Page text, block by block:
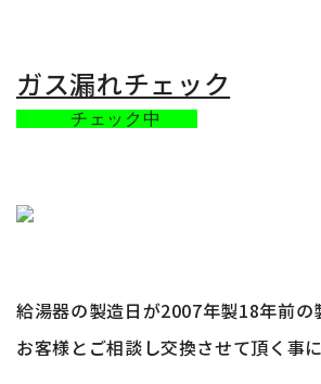
ガス漏れチェック
チェック中
給湯器の製造日が2007年製18年前の
お客様とご相談し交換させて頂く事